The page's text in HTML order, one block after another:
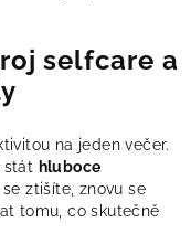
selfcare a
na jeden večer.
stát hluboce
ztišíte, znovu se
tomu, co skutečně